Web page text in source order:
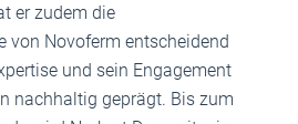
er zudem die
von Novoferm entscheidend
und sein Engagement
nachhaltig geprägt. Bis zum